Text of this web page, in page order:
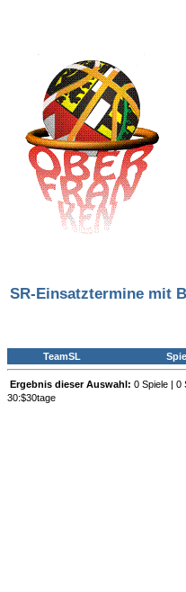
SR-Einsatztermine mit
TeamSL
Ergebnis dieser Auswahl: 0 Spiele | 0
30:$30tage